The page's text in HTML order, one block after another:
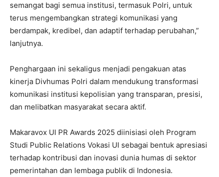
semangat bagi semua institusi, termasuk Polri, untuk
terus mengembangkan strategi komunikasi yang
berdampak, kredibel, dan adaptif terhadap perubahan,”
lanjutnya.
Penghargaan ini sekaligus menjadi pengakuan atas
kinerja Divhumas Polri dalam mendukung transformasi
komunikasi institusi kepolisian yang transparan, presisi,
dan melibatkan masyarakat secara aktif.
Makaravox UI PR Awards 2025 diinisiasi oleh Program
Studi Public Relations Vokasi UI sebagai bentuk apresiasi
terhadap kontribusi dan inovasi dunia humas di sektor
pemerintahan dan lembaga publik di Indonesia.